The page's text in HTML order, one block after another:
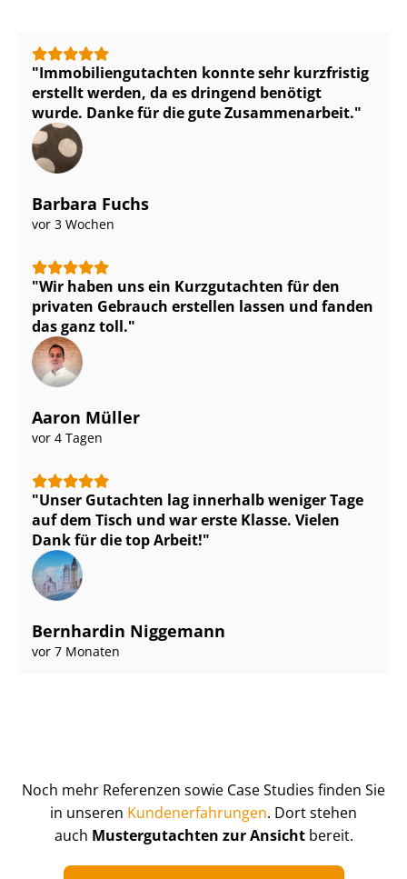
Im­mo­bi­li­en­gut­ach­ten konnte sehr kurzfristig
erstellt werden, da es dringend benötigt
wurde. Danke für die gute Zusammenarbeit.
Barbara Fuchs
vor 3 Wochen
Wir haben uns ein Kurzgutachten für den
privaten Gebrauch erstellen lassen und fanden
das ganz toll.
Aaron Müller
vor 4 Tagen
Unser Gutachten lag innerhalb weniger Tage
auf dem Tisch und war erste Klasse. Vielen
Dank für die top Arbeit!
Bernhardin Niggemann
vor 7 Monaten
Noch mehr Referenzen sowie Case Studies finden Sie
in unseren Kun­de­n­er­fah­run­gen. Dort stehen
auch Mustergutachten zur Ansichtbereit.